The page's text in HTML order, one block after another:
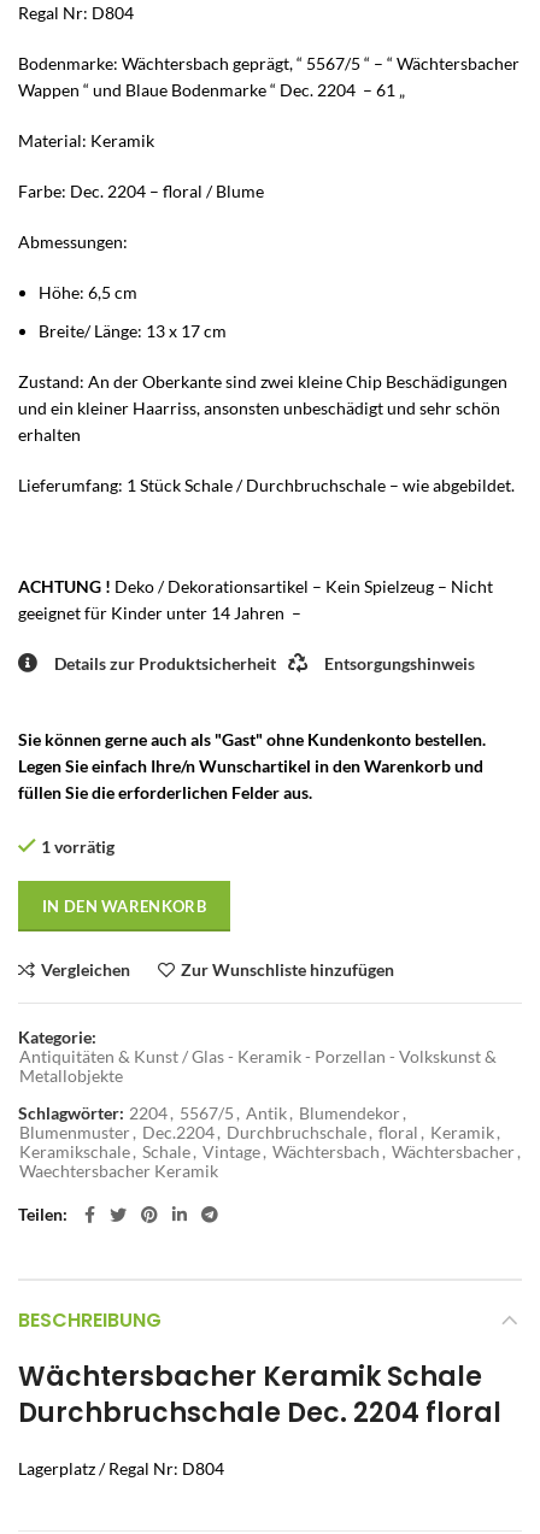
Regal Nr: D804
Bodenmarke: Wächtersbach geprägt, “ 5567/5 “ – “ Wächtersbacher
Wappen “ und Blaue Bodenmarke “ Dec. 2204 – 61 „
Material: Keramik
Farbe: Dec. 2204 – floral / Blume
Abmessungen:
Höhe: 6,5 cm
Breite/ Länge: 13 x 17 cm
Zustand: An der Oberkante sind zwei kleine Chip Beschädigungen
und ein kleiner Haarriss, ansonsten unbeschädigt und sehr schön
erhalten
Lieferumfang: 1 Stück Schale / Durchbruchschale – wie abgebildet.
ACHTUNG ! Deko / Dekorationsartikel – Kein Spielzeug – Nicht
geeignet für Kinder unter 14 Jahren –
Details zur Produktsicherheit Entsorgungshinweis
Sie können gerne auch als "Gast" ohne Kundenkonto bestellen.
Legen Sie einfach Ihre/n Wunschartikel in den Warenkorb und
füllen Sie die erforderlichen Felder aus.
1 vorrätig
IN DEN WARENKORB
Vergleichen Zur Wunschliste hinzufügen
Kategorie:
Antiquitäten & Kunst / Glas - Keramik - Porzellan - Volkskunst &
Metallobjekte
Schlagwörter: 2204, 5567/5 , Antik, Blumendekor,
Blumenmuster, Dec.2204, Durchbruchschale, floral , Keramik,
Keramikschale, Schale, Vintage, Wächtersbach , Wächtersbacher,
Waechtersbacher Keramik
Teilen
BESCHREIBUNG
Wächtersbacher Keramik Schale
Durchbruchschale Dec. 2204 floral
Lagerplatz / Regal Nr: D804